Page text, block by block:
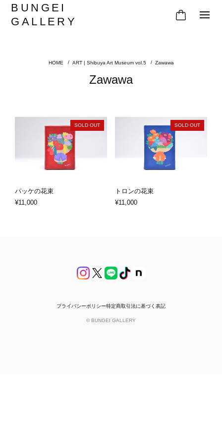
BUNGEI
GALLERY
ART | Shibuya Art Museum vol.5 Zawawa
Zawawa
SOLD OUT
パッケの花束
¥11,000
SOLD OUT
トロンの花束
¥11,000
プライバシーポリシー特定商取引法に基づく表記
© BUNGEI GALLERY